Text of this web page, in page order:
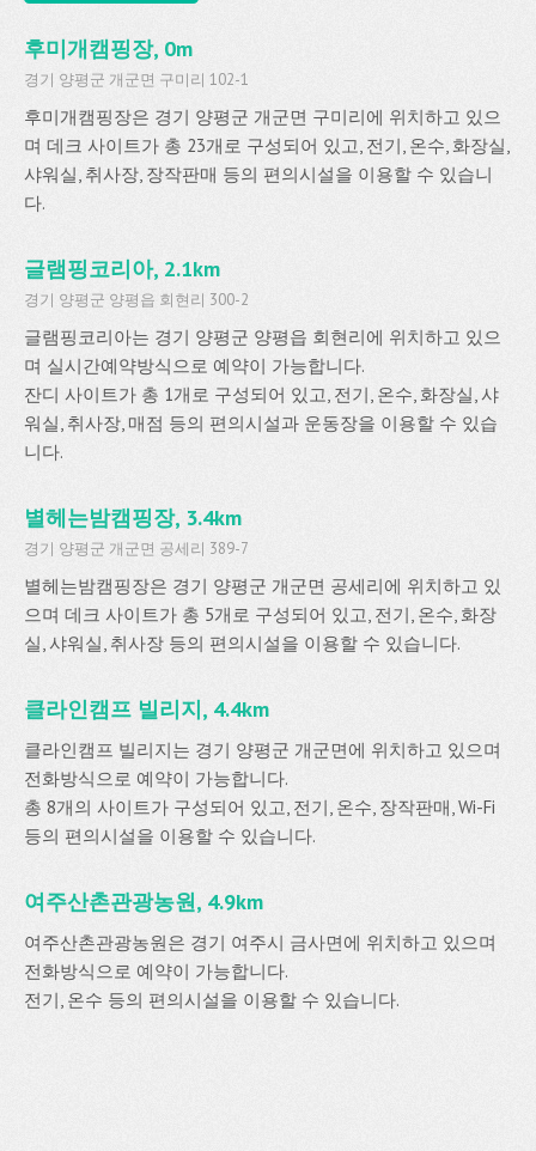
후미개캠핑장, 0m
경기 양평군 개군면 구미리 102-1
후미개캠핑장은 경기 양평군 개군면 구미리에 위치하고 있으
며 데크 사이트가 총 23개로 구성되어 있고, 전기, 온수, 화장실,
샤워실, 취사장, 장작판매 등의 편의시설을 이용할 수 있습니
다.
글램핑코리아, 2.1km
경기 양평군 양평읍 회현리 300-2
글램핑코리아는 경기 양평군 양평읍 회현리에 위치하고 있으
며 실시간예약방식으로 예약이 가능합니다.
잔디 사이트가 총 1개로 구성되어 있고, 전기, 온수, 화장실, 샤
워실, 취사장, 매점 등의 편의시설과 운동장을 이용할 수 있습
니다.
별헤는밤캠핑장, 3.4km
경기 양평군 개군면 공세리 389-7
별헤는밤캠핑장은 경기 양평군 개군면 공세리에 위치하고 있
으며 데크 사이트가 총 5개로 구성되어 있고, 전기, 온수, 화장
실, 샤워실, 취사장 등의 편의시설을 이용할 수 있습니다.
클라인캠프 빌리지, 4.4km
클라인캠프 빌리지는 경기 양평군 개군면에 위치하고 있으며
전화방식으로 예약이 가능합니다.
총 8개의 사이트가 구성되어 있고, 전기, 온수, 장작판매, Wi-Fi
등의 편의시설을 이용할 수 있습니다.
여주산촌관광농원, 4.9km
여주산촌관광농원은 경기 여주시 금사면에 위치하고 있으며
전화방식으로 예약이 가능합니다.
전기, 온수 등의 편의시설을 이용할 수 있습니다.